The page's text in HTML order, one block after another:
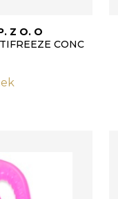
Z O. O
CONC